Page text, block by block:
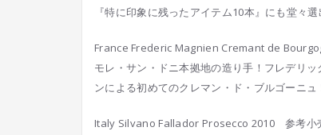
『特に印象に残ったアイテム10本』にも堂々選
France Frederic Magnien Cremant de
モレ・サン・ドニ本拠地の造り手！フレデリッ
ンによる初めてのクレマン・ド・ブルゴーニュ
Italy Silvano Fallador Prosecco 2010 参考